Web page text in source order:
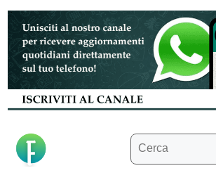
Vai
contenuto
Ricerca
per: